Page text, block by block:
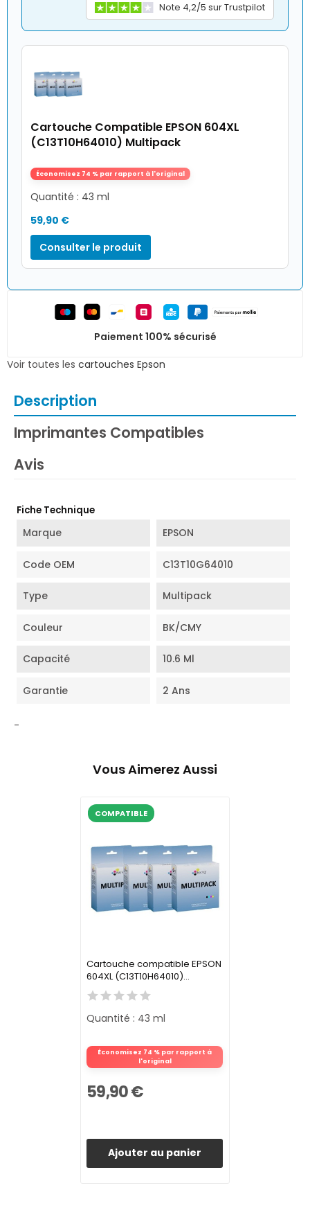
Note 4,2/5 sur Trustpilot
Cartouche Compatible EPSON 604XL
(C13T10H64010) Multipack
Économisez 74 % par rapport à l'original
Quantité : 43 ml
59,90 €
Consulter le produit
Paiement 100% sécurisé
Voir toutes les cartouches Epson
Description
Imprimantes Compatibles
Avis
Fiche Technique
Marque EPSON
Code OEM C13T10G64010
Type Multipack
Couleur BK/CMY
Capacité 10.6 Ml
Garantie 2 Ans
-
Vous Aimerez Aussi
COMPATIBLE
Cartouche compatible EPSON
604XL (C13T10H64010)...
Économisez 74 % par rapport à
l'original
Quantité : 43 ml
59,90 €
Ajouter au panier